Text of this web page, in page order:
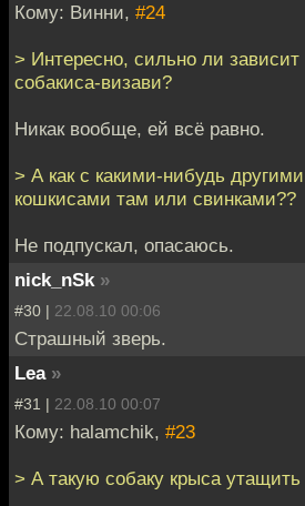
Кому: Винни, #24
> Интересно, сильно ли
собакиса-визави?
Никак вообще, ей всё равно.
> А как с какими-нибудь
кошкисами там или свинками??
Не подпускал, опасаюсь.
nick_nSk »
#30 | 22.08.10 00:06
Страшный зверь.
Lea »
#31 | 22.08.10 00:07
Кому: halamchik, #23
> А такую собаку крыса